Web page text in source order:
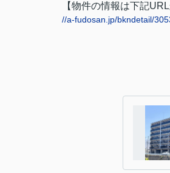
【物件の情報は下記
//a-fudosan.jp/bkndetail/